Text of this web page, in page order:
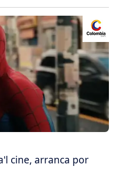
cine, arranca por